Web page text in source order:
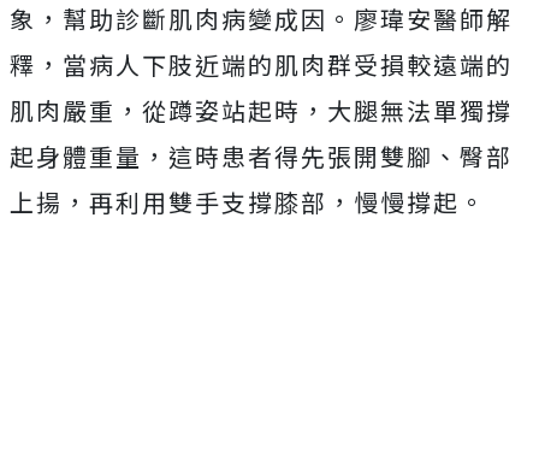
象，幫助診斷肌肉病變成因。廖瑋安醫師解
釋，當病人下肢近端的肌肉群受損較遠端的
肌肉嚴重，從蹲姿站起時，大腿無法單獨撐
起身體重量，這時患者得先張開雙腳、臀部
上揚，再利用雙手支撐膝部，慢慢撐起。